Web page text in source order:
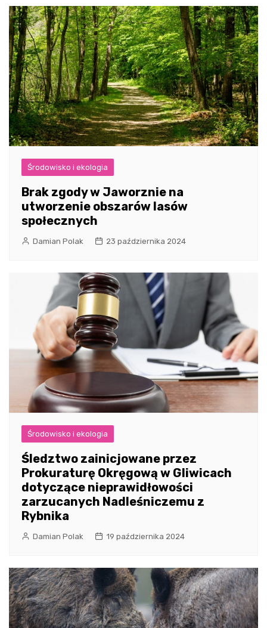
Środowisko i ekologia
Brak zgody w Jaworznie na
utworzenie obszarów lasów
społecznych
Damian Polak 23 października 2024
Środowisko i ekologia
Śledztwo zainicjowane przez
Prokuraturę Okręgową w Gliwicach
dotyczące nieprawidłowości
zarzucanych Nadleśniczemu z
Rybnika
Damian Polak 19 października 2024